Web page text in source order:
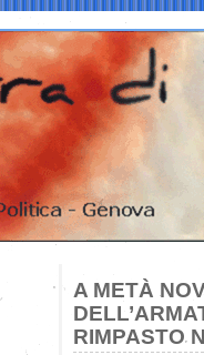
A METÀ
RIMPASTO